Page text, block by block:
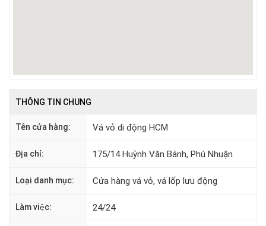
THÔNG TIN CHUNG
Tên cửa hàng: Vá vỏ di động HCM
Địa chỉ: 175/14 Huỳnh Văn Bánh, Phú Nhuận
Loại danh mục: Cửa hàng vá vỏ, vá lốp lưu động
Làm việc: 24/24